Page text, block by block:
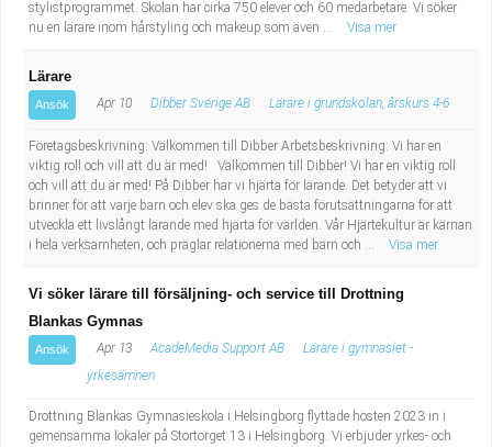
stylistprogrammet. Skolan har cirka 750 elever och 60 medarbetare. Vi söker
nu en lärare inom hårstyling och makeup som även ...
Visa mer
Lärare
Ansök Apr 10 Dibber Sverige AB Lärare i grundskolan, årskurs 4-6
Företagsbeskrivning: Välkommen till Dibber Arbetsbeskrivning: Vi har en
viktig roll och vill att du är med! Välkommen till Dibber! Vi har en viktig roll
och vill att du är med! På Dibber har vi hjärta för lärande. Det betyder att vi
brinner för att varje barn och elev ska ges de bästa förutsättningarna för att
utveckla ett livslångt lärande med hjärta för världen. Vår Hjärtekultur är kärnan
i hela verksamheten, och präglar relationerna med barn och ...
Visa mer
Vi söker lärare till försäljning- och service till Drottning
Blankas Gymnas
Ansök Apr 13 AcadeMedia Support AB
Lärare i gymnasiet -
yrkesämnen
Drottning Blankas Gymnasieskola i Helsingborg flyttade hösten 2023 in i
gemensamma lokaler på Stortorget 13 i Helsingborg. Vi erbjuder yrkes- och